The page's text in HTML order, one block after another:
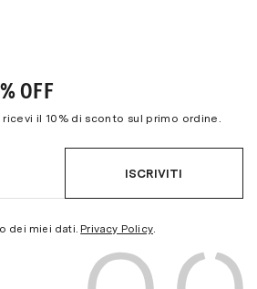
OFF
il 10% di sconto sul primo ordine.
ISCRIVITI
dei miei dati. Privacy Policy.